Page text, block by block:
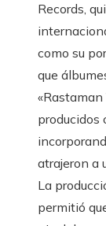
Records,
como su
que
producidos
atrajeron a
La
permitió